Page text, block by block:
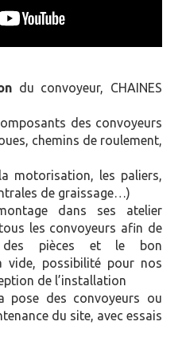
du convoyeur, CHAINES
des convoyeurs
chemins de roulement,
motorisation, les paliers,
de graissage…)
dans ses atelier
les convoyeurs afin de
des pièces et le bon
vide, possibilité pour nos
de l’installation
pose des convoyeurs ou
du site, avec essais